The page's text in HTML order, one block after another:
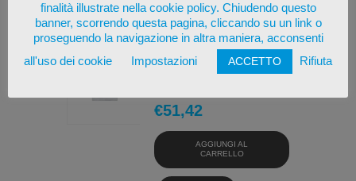
PAXARO SNOW HILL 3
195/65 15 PNEUMATICI
€51,42
AGGIUNGI AL
CARRELLO
finalità illustrate nella cookie policy. Chiudendo questo
banner, scorrendo questa pagina, cliccando su un link o
proseguendo la navigazione in altra maniera, acconsenti
all'uso dei cookie
Impostazioni ACCETTO Rifiuta